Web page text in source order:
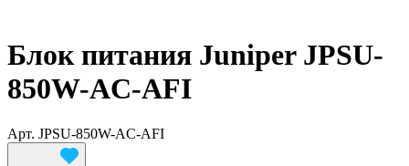
Блок питания Juniper JPSU-
850W-AC-AFI
Арт. JPSU-850W-AC-AFI